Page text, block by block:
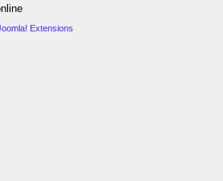
Extensions